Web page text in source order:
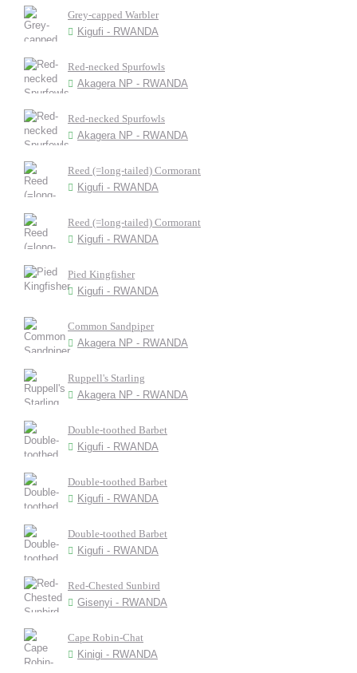
Grey-capped Warbler
Kigufi - RWANDA
Red-necked Spurfowls
Akagera NP - RWANDA
Red-necked Spurfowls
Akagera NP - RWANDA
Reed (=long-tailed) Cormorant
Kigufi - RWANDA
Reed (=long-tailed) Cormorant
Kigufi - RWANDA
Pied Kingfisher
Kigufi - RWANDA
Common Sandpiper
Akagera NP - RWANDA
Ruppell's Starling
Akagera NP - RWANDA
Double-toothed Barbet
Kigufi - RWANDA
Double-toothed Barbet
Kigufi - RWANDA
Double-toothed Barbet
Kigufi - RWANDA
Red-Chested Sunbird
Gisenyi - RWANDA
Cape Robin-Chat
Kinigi - RWANDA